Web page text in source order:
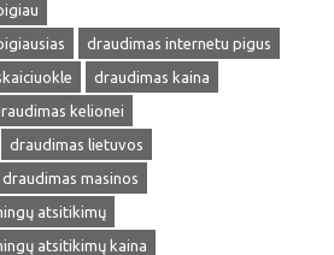
draudimas internetu pigus
draudimas kaina
kelionei
draudimas lietuvos
draudimas masinos
atsitikimų
atsitikimų kaina